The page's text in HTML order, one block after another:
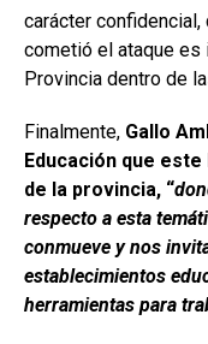
carácter
cometió el ataque es
Provincia dentro de
Finalmente, Gallo
Educación que
de la provincia, “
respecto a esta
conmueve y nos
establecimientos
herramientas para